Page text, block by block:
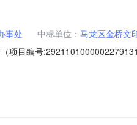
事处 中标单位： 马龙区金桥文
项目编号
在行政区划名称:云南省曲靖市